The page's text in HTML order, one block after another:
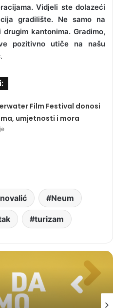
Vidjeli ste dolazeći
gradilište. Ne samo na
kantonima. Gradimo,
pozitivno utiče na našu
Film Festival donosi
umjetnosti i mora
Neum
turizam